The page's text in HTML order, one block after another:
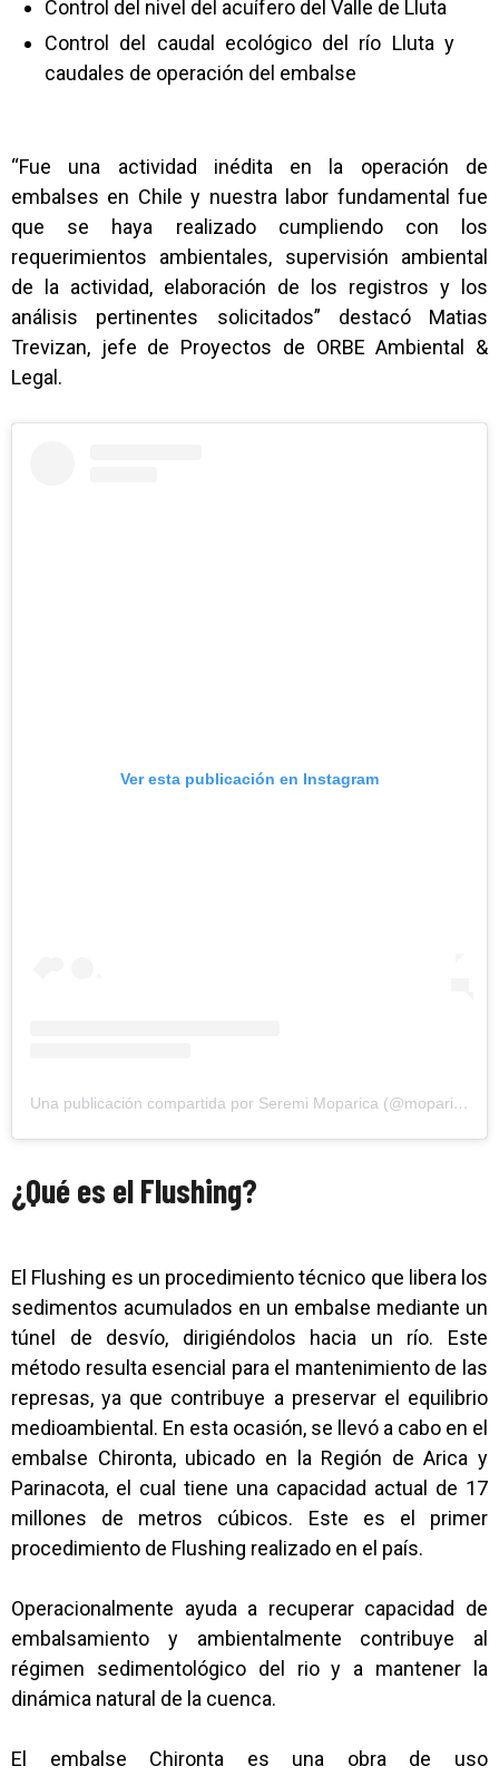
Control del nivel del acuífero del Valle de Lluta
Control del caudal ecológico del río Lluta y
caudales de operación del embalse
“Fue una actividad inédita en la operación de
embalses en Chile y nuestra labor fundamental fue
que se haya realizado cumpliendo con los
requerimientos ambientales, supervisión ambiental
de la actividad, elaboración de los registros y los
análisis pertinentes solicitados” destacó Matias
Trevizan, jefe de Proyectos de ORBE Ambiental &
Legal.
Ver esta publicación en Instagram
Una publicación compartida por Seremi Moparica (@moparica)
¿Qué es el Flushing?
El Flushing es un procedimiento técnico que libera los
sedimentos acumulados en un embalse mediante un
túnel de desvío, dirigiéndolos hacia un río. Este
método resulta esencial para el mantenimiento de las
represas, ya que contribuye a preservar el equilibrio
medioambiental. En esta ocasión, se llevó a cabo en el
embalse Chironta, ubicado en la Región de Arica y
Parinacota, el cual tiene una capacidad actual de 17
millones de metros cúbicos. Este es el primer
procedimiento de Flushing realizado en el país.
Operacionalmente ayuda a recuperar capacidad de
embalsamiento y ambientalmente contribuye al
régimen sedimentológico del rio y a mantener la
dinámica natural de la cuenca.
El embalse Chironta es una obra de uso